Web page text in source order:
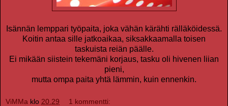
Isännän lemppari työpaita, joka vähän kärähti rälläköidessä.
Koitin antaa sille jatkoaikaa, siksakkaamalla toisen
taskuista reiän päälle.
Ei mikään siistein tekemäni korjaus, tasku oli hivenen liian
pieni,
mutta ompa paita yhtä lämmin, kuin ennenkin.
ViMMa klo 20.29 1 kommentti: